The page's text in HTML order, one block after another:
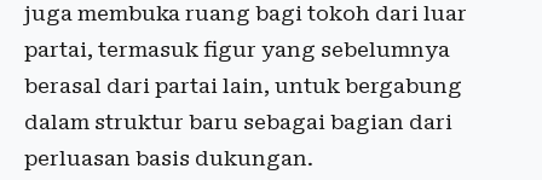
juga membuka ruang bagi tokoh dari luar
partai, termasuk figur yang sebelumnya
berasal dari partai lain, untuk bergabung
dalam struktur baru sebagai bagian dari
perluasan basis dukungan.